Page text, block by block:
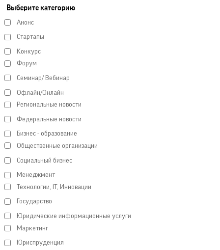
Выберите категорию
Анонс
Стартапы
Конкурс
Форум
Семинар/ Вебинар
Офлайн/Онлайн
Региональные новости
Федеральные новости
Бизнес - образование
Общественные организации
Социальный бизнес
Менеджмент
Технологии, IT, Инновации
Государство
Юридические информационные услуги
Маркетинг
Юриспруденция